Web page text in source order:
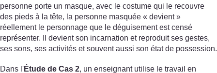
personne porte un masque, avec le costume qui le recouvre
des pieds à la tête, la personne masquée « devient »
réellement le personnage que le déguisement est censé
représenter. Il devient son incarnation et reproduit ses gestes,
ses sons, ses activités et souvent aussi son état de possession.
Dans l'Étude de Cas 2, un enseignant utilise le travail en